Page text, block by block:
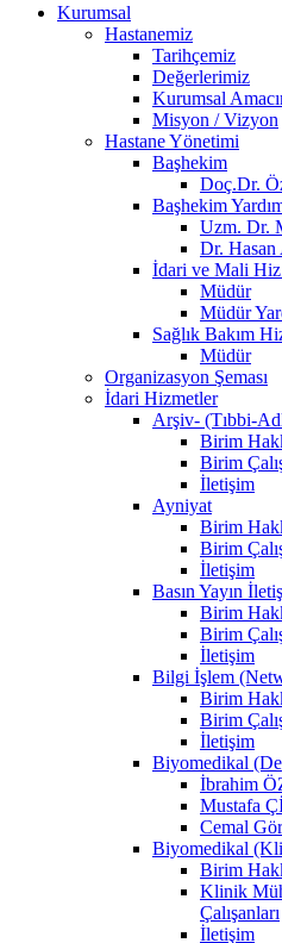
Kurumsal
Hastanemiz
Tarihçemiz
Değerlerimiz
Kurumsal
Misyon / Vizyon
Hastane Yönetimi
Başhekim
Doç.Dr.
Başhekim
Uzm. Dr.
Dr.
İdari ve Mali
Müdür
Müdür
Sağlık Bakım
Müdür
Organizasyon Şeması
İdari Hizmetler
Arşiv- (Tıbbi-
Birim
Birim
İletişim
Ayniyat
Birim
Birim
İletişim
Basın Yayın
Birim
Birim
İletişim
Bilgi İşlem
Birim
Birim
İletişim
Biyomedikal
İbrahim
Mustafa
Cemal
Biyomedikal
Birim
Klinik
Çalışanları
İletişim